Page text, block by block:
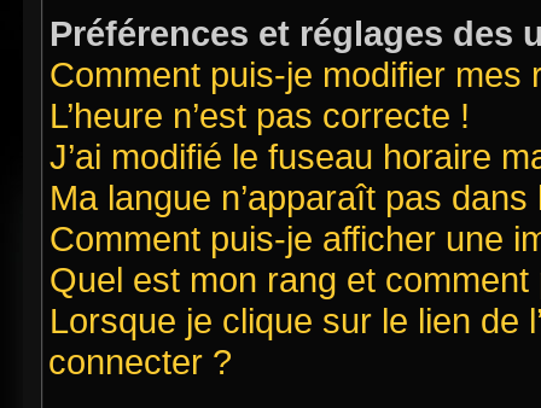
Préférences et réglages des
Comment puis-je modifier mes
L’heure n’est pas correcte !
J’ai modifié le fuseau horaire
Ma langue n’apparaît pas dans
Comment puis-je afficher une
Quel est mon rang et
Lorsque je clique sur le lien de
connecter ?